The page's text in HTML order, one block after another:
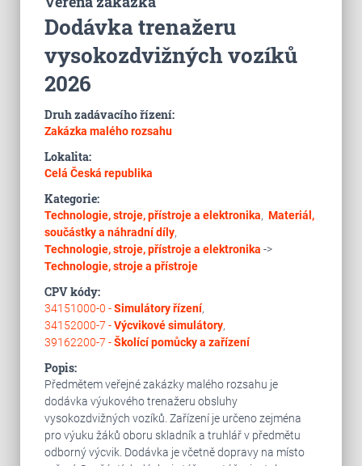
Dodávka trenažeru
vysokozdvižných vozíků
2026
Druh zadávacího řízení:
Zakázka malého rozsahu
Lokalita:
Celá Česká republika
Kategorie:
Technologie, stroje, přístroje a elektronika, Materiál,
součástky a náhradní díly,
Technologie, stroje, přístroje a elektronika ->
Technologie, stroje a přístroje
CPV kódy:
34151000-0 -Simulátory řízení,
34152000-7 -Výcvikové simulátory,
39162200-7 -Školící pomůcky a zařízení
Popis:
Předmětem veřejné zakázky malého rozsahu je
dodávka výukového trenažeru obsluhy
vysokozdvižných vozíků. Zařízení je určeno zejména
pro výuku žáků oboru skladník a truhlář v předmětu
odborný výcvik. Dodávka je včetně dopravy na místo